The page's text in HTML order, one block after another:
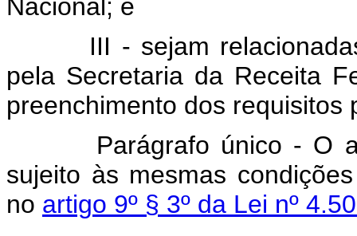
Nacional; e
III - sejam relacionadas
pela Secretaria da Receita
preenchimento dos requisitos
Parágrafo único - O
sujeito às mesmas
no artigo 9º § 3º da Lei nº